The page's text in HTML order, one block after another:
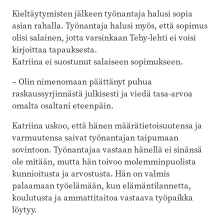
Kieltäytymisten jälkeen työnantaja halusi sopia
asian rahalla. Työnantaja halusi myös, että sopimus
olisi salainen, jotta varsinkaan Tehy-lehti ei voisi
kirjoittaa tapauksesta.
Katriina ei suostunut salaiseen sopimukseen.
– Olin nimenomaan päättänyt puhua
raskaussyrjinnästä julkisesti ja viedä tasa-arvoa
omalta osaltani eteenpäin.
Katriina uskoo, että hänen määrätietoisuutensa ja
varmuutensa saivat työnantajan taipumaan
sovintoon. Työnantajaa vastaan hänellä ei sinänsä
ole mitään, mutta hän toivoo molemminpuolista
kunnioitusta ja arvostusta. Hän on valmis
palaamaan työelämään, kun elämäntilannetta,
koulutusta ja ammattitaitoa vastaava työpaikka
löytyy.